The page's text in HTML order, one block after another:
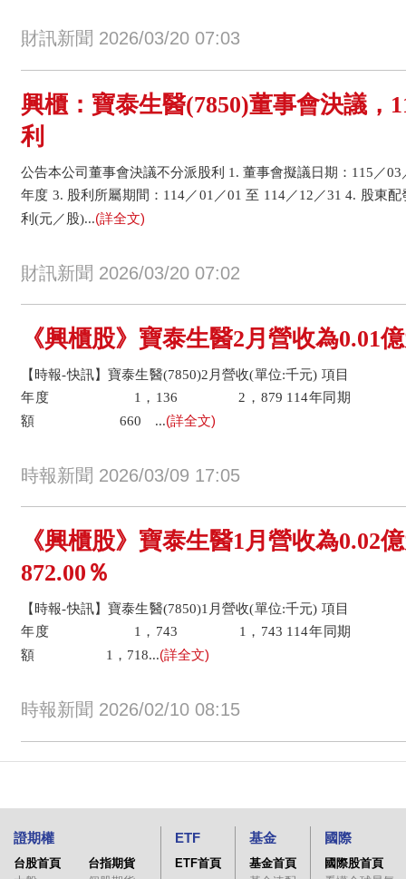
財訊新聞 2026/03/20 07:03
興櫃：寶泰生醫(7850)董事會決議，
利
公告本公司董事會決議不分派股利 1. 董事會擬議日期：115／
年度 3. 股利所屬期間：114／01／01 至 114／12／31 4. 股東
利(元／股)...(詳全文)
財訊新聞 2026/03/20 07:02
《興櫃股》寶泰生醫2月營收為0.01
【時報-快訊】寶泰生醫(7850)2月營收(單位:千元)
年度 1，136 2，879 114年同
額 660 ...(詳全文)
時報新聞 2026/03/09 17:05
《興櫃股》寶泰生醫1月營收為0.02
872.00％
【時報-快訊】寶泰生醫(7850)1月營收(單位:千元)
年度 1，743 1，743 114年同
額 1，718...(詳全文)
時報新聞 2026/02/10 08:15
證期權
台股首頁
台指期貨
ETF
ETF首頁
基金
基金首頁
國際
國際股首頁